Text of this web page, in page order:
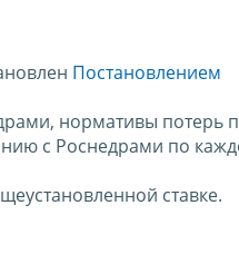
Постановлением
нормативы потерь
с Роснедрами по
ставке.